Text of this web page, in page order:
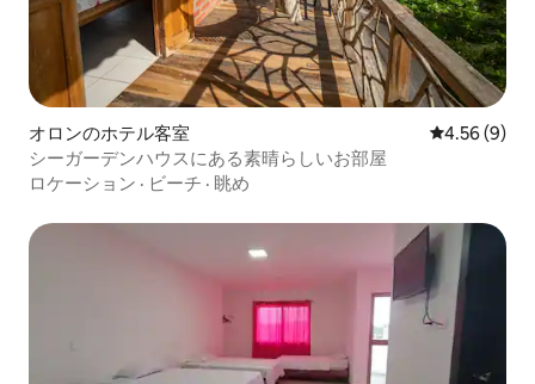
オロンのホテル客室 レビュー9
4.56 (9)
シーガーデンハウスにある素晴らしいお部屋
ロケーション · ビーチ · 眺め